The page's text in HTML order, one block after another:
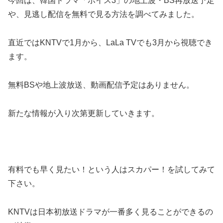
や、見逃し配信を無料で見る方法を調べてみました。
直近ではKNTVで1月から、LaLa TVでも3月から視聴でき
ます。
無料BSや地上波放送、動画配信予定はありません。
新たな情報が入り次第更新していきます。
有料でも早く見たい！という人はスカパー！を試してみて
下さい。
KNTVは日本初放送ドラマが一番多く見ることができるの